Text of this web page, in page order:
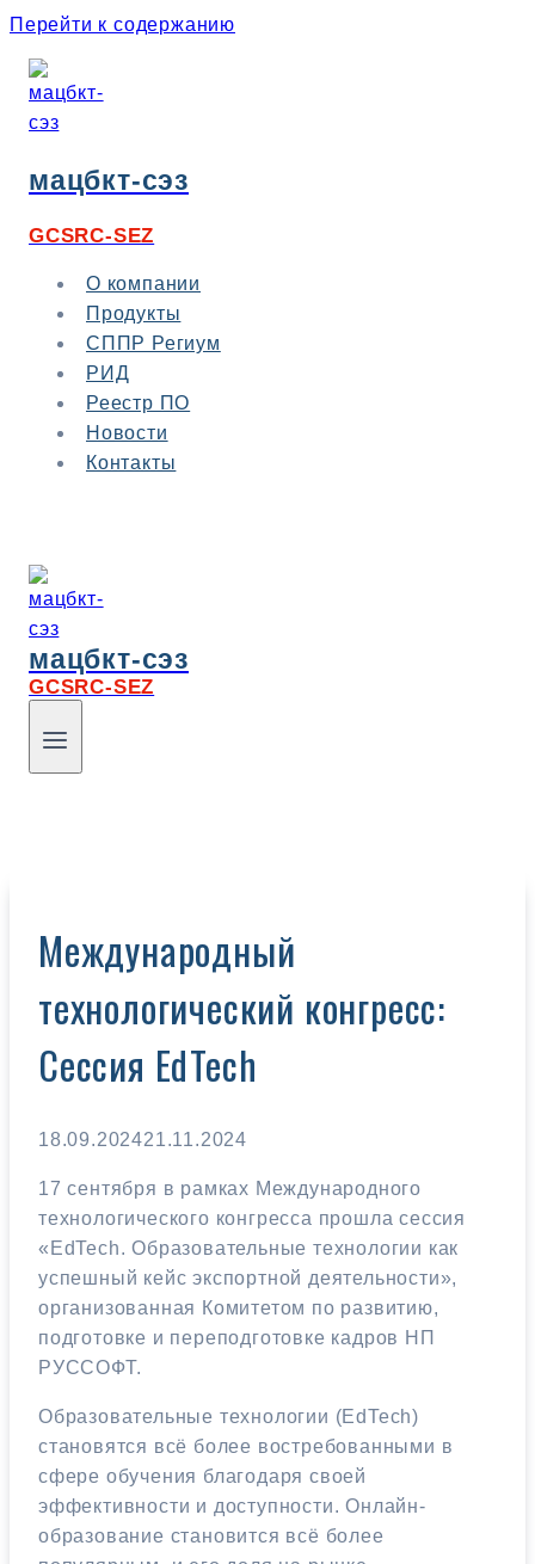
Перейти к содержанию
мацбкт-сэз
GCSRC-SEZ
О компании
Продукты
СППР Региум
РИД
Реестр ПО
Новости
Контакты
мацбкт-сэз
GCSRC-SEZ
Международный
технологический конгресс:
Сессия EdTech
18.09.202421.11.2024
17 сентября в рамках Международного
технологического конгресса прошла сессия
«EdTech. Образовательные технологии как
успешный кейс экспортной деятельности»,
организованная Комитетом по развитию,
подготовке и переподготовке кадров НП
РУССОФТ.
Образовательные технологии (EdTech)
становятся всё более востребованными в
сфере обучения благодаря своей
эффективности и доступности. Онлайн-
образование становится всё более